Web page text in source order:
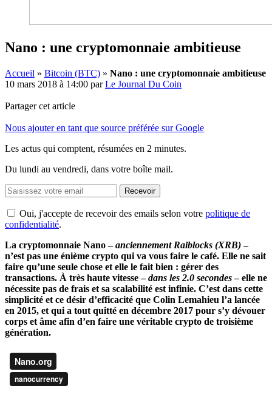
Nano : une cryptomonnaie ambitieuse
Accueil » Bitcoin (BTC) » Nano : une cryptomonnaie ambitieuse
10 mars 2018 à 14:00 parLe Journal Du Coin
Partager cet article
Nous ajouter en tant que source préférée sur Google
Les actus qui comptent, résumées en 2 minutes.
Du lundi au vendredi, dans votre boîte mail.
Recevoir
Oui, j'accepte de recevoir des emails selon votre politique de
confidentialité.
La cryptomonnaie Nano –anciennement Raiblocks (XRB)–
n’est pas une énième crypto qui va vous faire le café. Elle ne sait
faire qu’une seule chose et elle le fait bien : gérer des
transactions. À très haute vitesse –dans les 2.0 secondes– elle ne
nécessite pas de frais et sa scalabilité est infinie. C’est dans cette
simplicité et ce désir d’efficacité que Colin Lemahieu l’a lancée
en 2015, et qui a tout quitté en décembre 2017 pour s’y dévouer
corps et âme afin d’en faire une véritable crypto de troisième
génération.